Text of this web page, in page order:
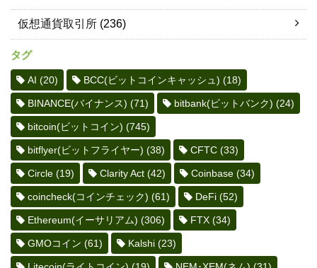
仮想通貨取引所 (236)
タグ
AI (20) BCC(ビットコインキャッシュ) (18)
BINANCE(バイナンス) (71) bitbank(ビットバンク) (24)
bitcoin(ビットコイン) (745)
bitflyer(ビットフライヤー) (38) CFTC (33)
Circle (19) Clarity Act (42) Coinbase (34)
coincheck(コインチェック) (61) DeFi (52)
Ethereum(イーサリアム) (306) FTX (34)
GMOコイン (61) Kalshi (23)